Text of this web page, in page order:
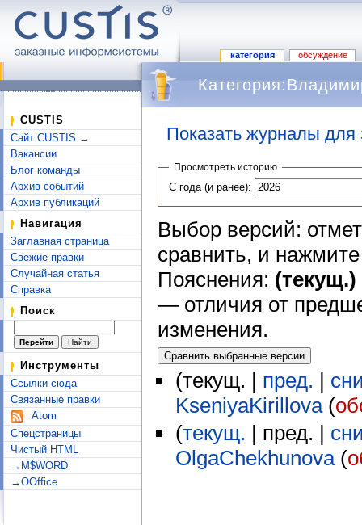
категория обсуждение
CUSTIS
Сайт CUSTIS →
Вакансии
Блог команды
Архив событий
Архив публикаций
Навигация
Заглавная страница
Свежие правки
Случайная статья
Справка
Поиск
Инструменты
Ссылки сюда
Связанные правки
Atom
Спецстраницы
Чистый HTML
→M$WORD
→OOffice
Показать журналы для
Просмотреть историю
С года (и ранее):
Выбор версий:
сравнить, и
Пояснения: (текущ.)
— отличия от
изменения.
(текущ. | пред. |
KseniyaKirillova (
(текущ. | пред. |
OlgaChekhunova (